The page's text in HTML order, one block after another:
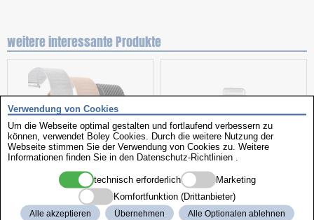
weitere interessante Produkte
Milanaise Benzindosen
Verwendung von Cookies
Um die Webseite optimal gestalten und fortlaufend verbessern zu
können, verwendet Boley Cookies. Durch die weitere Nutzung der
Webseite stimmen Sie der Verwendung von Cookies zu. Weitere
Informationen finden Sie in den Datenschutz-Richtlinien
technisch erforderlich
Marketing
Komfortfunktion (Drittanbieter)
Alle akzeptieren Übernehmen Alle Optionalen ablehnen